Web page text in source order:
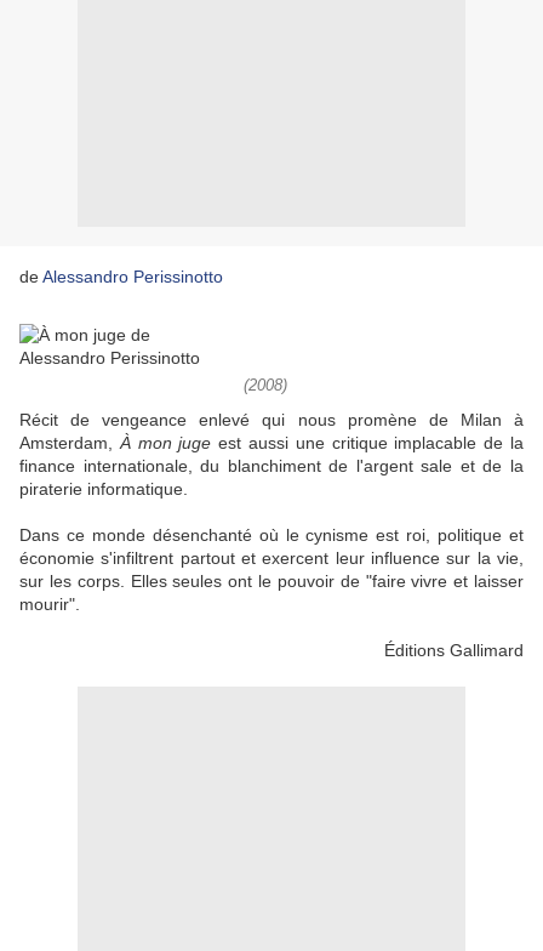
deAlessandro Perissinotto
(2008)
Récit de vengeance enlevé qui nous promène de Milan à
Amsterdam, À mon jugeest aussi une critique implacable de la
finance internationale, du blanchiment de l'argent sale et de la
piraterie informatique.
Dans ce monde désenchanté où le cynisme est roi, politique et
économie s'infiltrent partout et exercent leur influence sur la vie,
sur les corps. Elles seules ont le pouvoir de "faire vivre et laisser
mourir".
Éditions Gallimard